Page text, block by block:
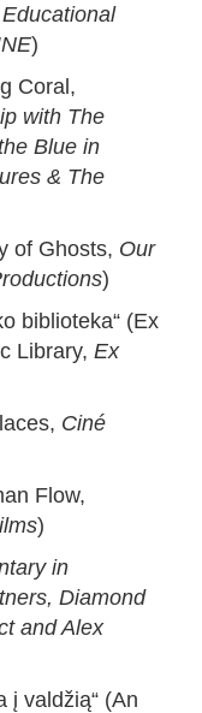
)
Coral,
with The
Blue in
& The
of Ghosts, Our
)
biblioteka“ (Ex
Library, Ex
Ciné
Flow,
)
in
Diamond
and Alex
į valdžią“ (An